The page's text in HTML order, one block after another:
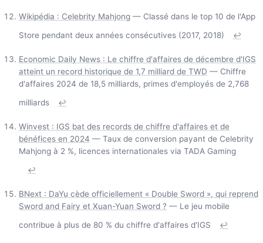
Wikipédia : Celebrity Mahjong — Classé dans le top 10 de l'App
Store pendant deux années consécutives (2017, 2018)
↩
Economic Daily News : Le chiffre d'affaires de décembre d'IGS
atteint un record historique de 1,7 milliard de TWD — Chiffre
d'affaires 2024 de 18,5 milliards, primes d'employés de 2,768
milliards
↩
Winvest : IGS bat des records de chiffre d'affaires et de
bénéfices en 2024 — Taux de conversion payant de Celebrity
Mahjong à 2 %, licences internationales via TADA Gaming
↩
BNext : DaYu cède officiellement « Double Sword », qui reprend
Sword and Fairy et Xuan-Yuan Sword ? — Le jeu mobile
contribue à plus de 80 % du chiffre d'affaires d'IGS
↩